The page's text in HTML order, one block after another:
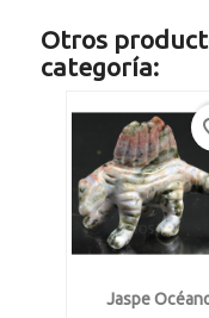
Otros
categoría:
Jaspe